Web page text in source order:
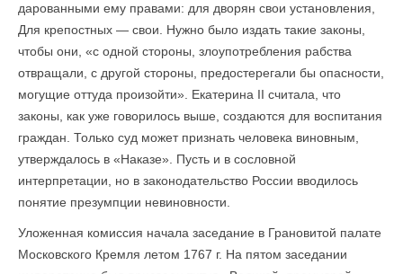
дарованными ему правами: для дворян свои установления,
Для крепостных — свои. Нужно было издать такие законы,
чтобы они, «с одной стороны, злоупотребления рабства
отвращали, с другой стороны, предостерегали бы опасности,
могущие оттуда произойти». Екатерина II считала, что
законы, как уже говорилось выше, создаются для воспитания
граждан. Только суд может признать человека виновным,
утверждалось в «Наказе». Пусть и в сословной
интерпретации, но в законодательство России вводилось
понятие презумпции невиновности.
Уложенная комиссия начала заседание в Грановитой палате
Московского Кремля летом 1767 г. На пятом заседании